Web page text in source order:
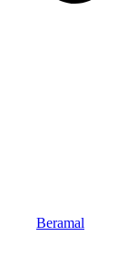
Beramal